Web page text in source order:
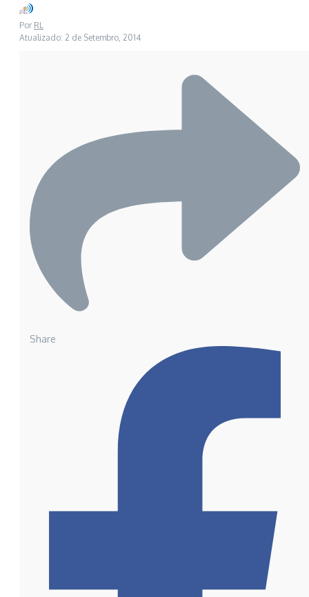
Por RL
Atualizado: 2 de Setembro, 2014
Share